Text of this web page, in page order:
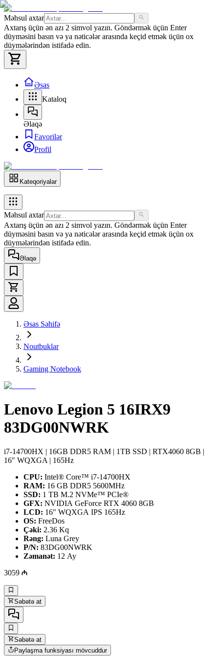
Məhsul axtar
Axtarış üçün ən azı 2 simvol yazın. Göndərmək üçün Enter
düyməsini basın və ya nəticələr arasında keçid etmək üçün ox
düymələrindən istifadə edin.
Əsas
Kataloq
Əlaqə
Favorilər
Profil
Kateqoriyalar
Məhsul axtar
Axtarış üçün ən azı 2 simvol yazın. Göndərmək üçün Enter
düyməsini basın və ya nəticələr arasında keçid etmək üçün ox
düymələrindən istifadə edin.
Əlaqə
Əsas Səhifə
Noutbuklar
Gaming Notebook
Lenovo Legion 5 16IRX9
83DG00NWRK
i7-14700HX | 16GB DDR5 RAM | 1TB SSD | RTX4060 8GB |
16″ WQXGA | 165Hz
CPU: Intel® Core™ i7-14700HX
RAM: 16 GB DDR5 5600MHz
SSD: 1 TB M.2 NVMe™ PCIe®
GFX: NVIDIA GeForce RTX 4060 8GB
LCD: 16" WQXGA IPS 165Hz
OS: FreeDos
Çəki: 2.36 Kq
Rəng: Luna Grey
P/N: 83DG00NWRK
Zəmanət: 12 Ay
3059
Səbətə at
Səbətə at
Paylaşma funksiyası mövcuddur